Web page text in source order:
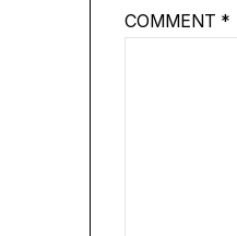
COMMENT *